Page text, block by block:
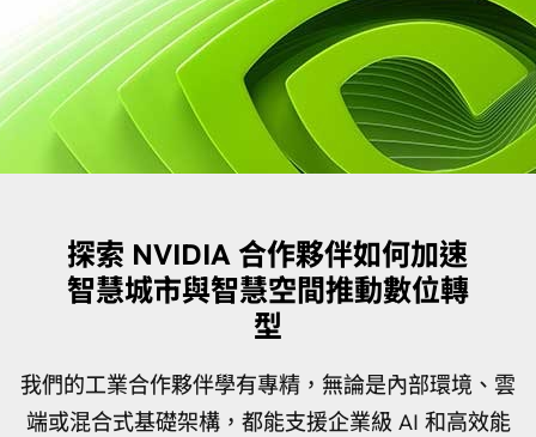
探索 NVIDIA 合作夥伴如何加速
智慧城市與智慧空間推動數位轉
型
我們的工業合作夥伴學有專精，無論是內部環境、雲
端或混合式基礎架構，都能支援企業級 AI 和高效能